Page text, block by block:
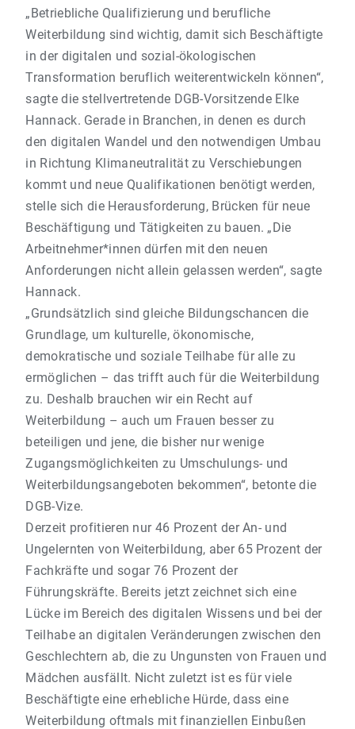
„Betriebliche Qualifizierung und berufliche
Weiterbildung sind wichtig, damit sich Beschäftigte
in der digitalen und sozial-ökologischen
Transformation beruflich weiterentwickeln können“,
sagte die stellvertretende DGB-Vorsitzende Elke
Hannack. Gerade in Branchen, in denen es durch
den digitalen Wandel und den notwendigen Umbau
in Richtung Klimaneutralität zu Verschiebungen
kommt und neue Qualifikationen benötigt werden,
stelle sich die Herausforderung, Brücken für neue
Beschäftigung und Tätigkeiten zu bauen. „Die
Arbeitnehmer*innen dürfen mit den neuen
Anforderungen nicht allein gelassen werden“, sagte
Hannack.
„Grundsätzlich sind gleiche Bildungschancen die
Grundlage, um kulturelle, ökonomische,
demokratische und soziale Teilhabe für alle zu
ermöglichen – das trifft auch für die Weiterbildung
zu. Deshalb brauchen wir ein Recht auf
Weiterbildung – auch um Frauen besser zu
beteiligen und jene, die bisher nur wenige
Zugangsmöglichkeiten zu Umschulungs- und
Weiterbildungsangeboten bekommen“, betonte die
DGB-Vize.
Derzeit profitieren nur 46 Prozent der An- und
Ungelernten von Weiterbildung, aber 65 Prozent der
Fachkräfte und sogar 76 Prozent der
Führungskräfte. Bereits jetzt zeichnet sich eine
Lücke im Bereich des digitalen Wissens und bei der
Teilhabe an digitalen Veränderungen zwischen den
Geschlechtern ab, die zu Ungunsten von Frauen und
Mädchen ausfällt. Nicht zuletzt ist es für viele
Beschäftigte eine erhebliche Hürde, dass eine
Weiterbildung oftmals mit finanziellen Einbußen